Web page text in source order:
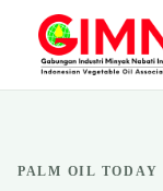
PALM OIL TODAY